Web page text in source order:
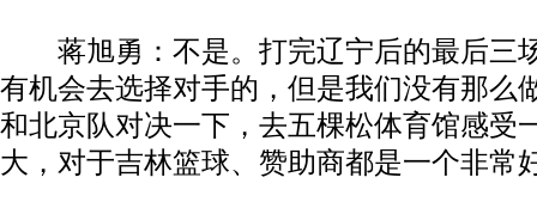
蒋旭勇：不是。打完辽宁后的最后三
有机会去选择对手的，但是我们没有那么
和北京队对决一下，去五棵松体育馆感受
大，对于吉林篮球、赞助商都是一个非常